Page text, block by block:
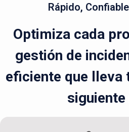
Rápido,
Optimiza cada
gestión de
eficiente que lleva
siguiente